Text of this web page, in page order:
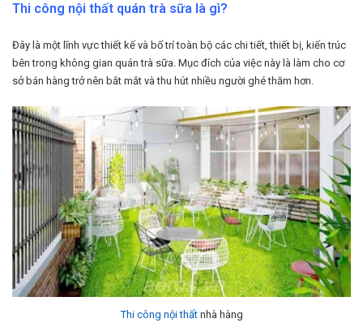
Thi công nội thất quán trà sữa là gì?
Đây là một lĩnh vực thiết kế và bố trí toàn bộ các chi tiết, thiết bị, kiến trúc
bên trong không gian quán trà sữa. Mục đích của việc này là làm cho cơ
sở bán hàng trở nên bắt mắt và thu hút nhiều người ghé thăm hơn.
Thi công nội thấtnhà hàng